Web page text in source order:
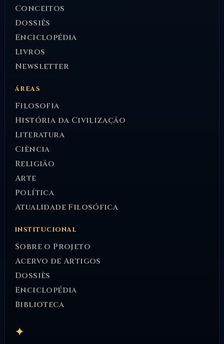
Conceitos
Dossiês
Enciclopédia
Livros
Newsletter
ÁREAS
Filosofia
História da Civilização
Literatura
Ciência
Religião
Arte
Política
Atualidade Filosófica
INSTITUCIONAL
Sobre o Projeto
Acervo de Artigos
Dossiês
Enciclopédia
Biblioteca
✦